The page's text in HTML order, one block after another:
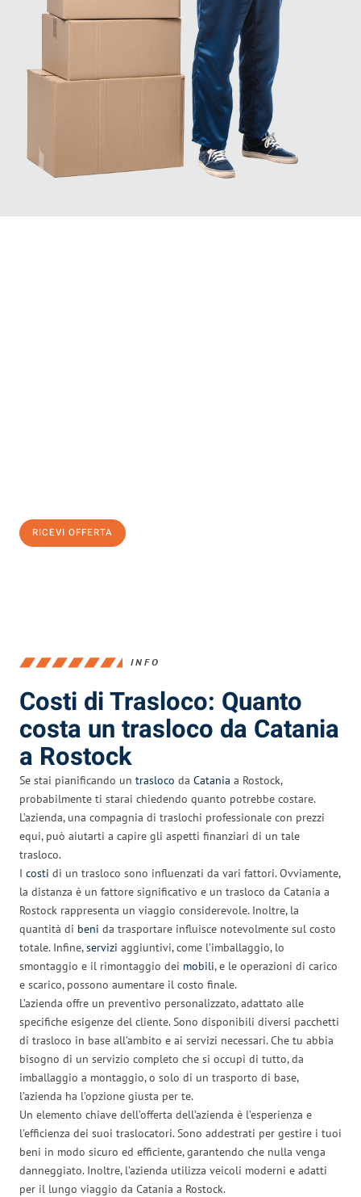
RICEVI OFFERTA
INFO
Costi di Trasloco: Quanto
costa un trasloco da Catania
a Rostock
Se stai pianificando un trasloco da Catania a Rostock,
probabilmente ti starai chiedendo quanto potrebbe costare.
L’azienda, una compagnia di traslochi professionale con prezzi
equi, può aiutarti a capire gli aspetti finanziari di un tale
trasloco.
I costi di un trasloco sono influenzati da vari fattori. Ovviamente,
la distanza è un fattore significativo e un trasloco da Catania a
Rostock rappresenta un viaggio considerevole. Inoltre, la
quantità di beni da trasportare influisce notevolmente sul costo
totale. Infine,servizi aggiuntivi, come l’imballaggio, lo
smontaggio e il rimontaggio dei mobili, e le operazioni di carico
e scarico, possono aumentare il costo finale.
L’azienda offre un preventivo personalizzato, adattato alle
specifiche esigenze del cliente. Sono disponibili diversi pacchetti
di trasloco in base all’ambito e ai servizi necessari. Che tu abbia
bisogno di un servizio completo che si occupi di tutto, da
imballaggio a montaggio, o solo di un trasporto di base,
l’azienda ha l’opzione giusta per te.
Un elemento chiave dell’offerta dell’azienda è l’esperienza e
l’efficienza dei suoi traslocatori. Sono addestrati per gestire i tuoi
beni in modo sicuro ed efficiente, garantendo che nulla venga
danneggiato. Inoltre, l’azienda utilizza veicoli moderni e adatti
per il lungo viaggio da Catania a Rostock.